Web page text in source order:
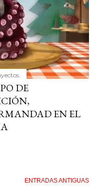
DE
EN EL
ENTRADAS ANTIGUAS